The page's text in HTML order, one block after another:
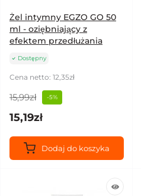
Żel intymny EGZO GO 50
ml - oziębniający z
efektem przedłużania
Dostępny
Cena netto: 12,35zł
15,99zł -5%
15,19zł
Dodaj do koszyka